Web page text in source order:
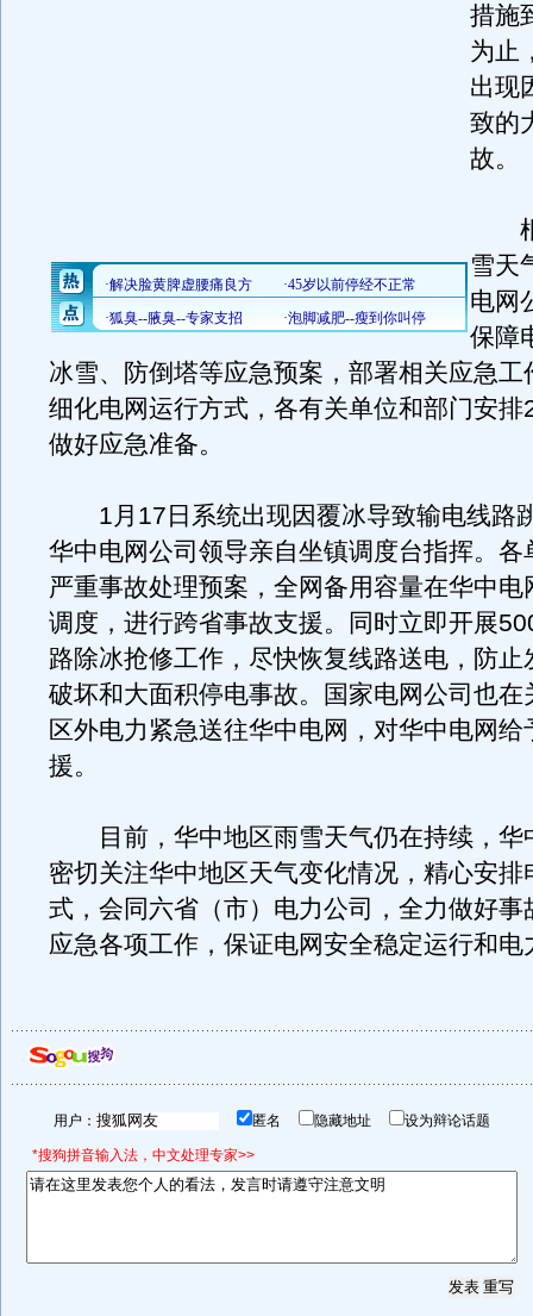
措施
为止
出现
致的
故。
根
雪天
电网
保障
冰雪、防倒塔等应急预案，部署相关应急工
细化电网运行方式，各有关单位和部门安排
做好应急准备。
1月17日系统出现因覆冰导致输电线路
华中电网公司领导亲自坐镇调度台指挥。各
严重事故处理预案，全网备用容量在华中电
调度，进行跨省事故支援。同时立即开展
路除冰抢修工作，尽快恢复线路送电，防止
破坏和大面积停电事故。国家电网公司也在
区外电力紧急送往华中电网，对华中电网给
援。
目前，华中地区雨雪天气仍在持续，华
密切关注华中地区天气变化情况，精心安排
式，会同六省（市）电力公司，全力做好事
应急各项工作，保证电网安全稳定运行和电
用户： 匿名 隐藏地址 设为辩论话题
*搜狗拼音输入法，中文处理专家>>